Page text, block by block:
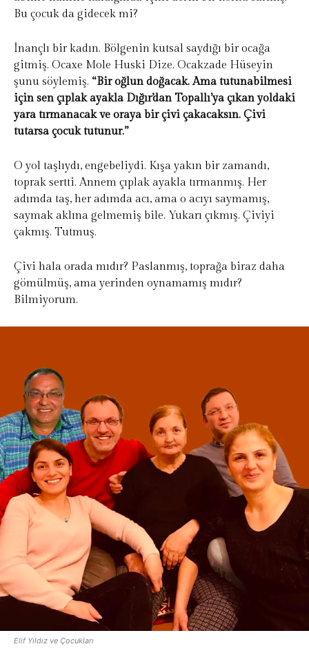
Bu çocuk da gidecek mi?
İnançlı bir kadın. Bölgenin kutsal saydığı bir ocağa
gitmiş. Ocaxe Mole Huski Dize. Ocakzade Hüseyin
şunu söylemiş. “Bir oğlun doğacak. Ama tutunabilmesi
için sen çıplak ayakla Dığır’dan Topallı’ya çıkan yoldaki
yara tırmanacak ve oraya bir çivi çakacaksın. Çivi
tutarsa çocuk tutunur.”
O yol taşlıydı, engebeliydi. Kışa yakın bir zamandı,
toprak sertti. Annem çıplak ayakla tırmanmış. Her
adımda taş, her adımda acı, ama o acıyı saymamış,
saymak aklına gelmemiş bile. Yukarı çıkmış. Çiviyi
çakmış. Tutmuş.
Çivi hala orada mıdır? Paslanmış, toprağa biraz daha
gömülmüş, ama yerinden oynamamış mıdır?
Bilmiyorum.
Elif Yıldız ve Çocukları